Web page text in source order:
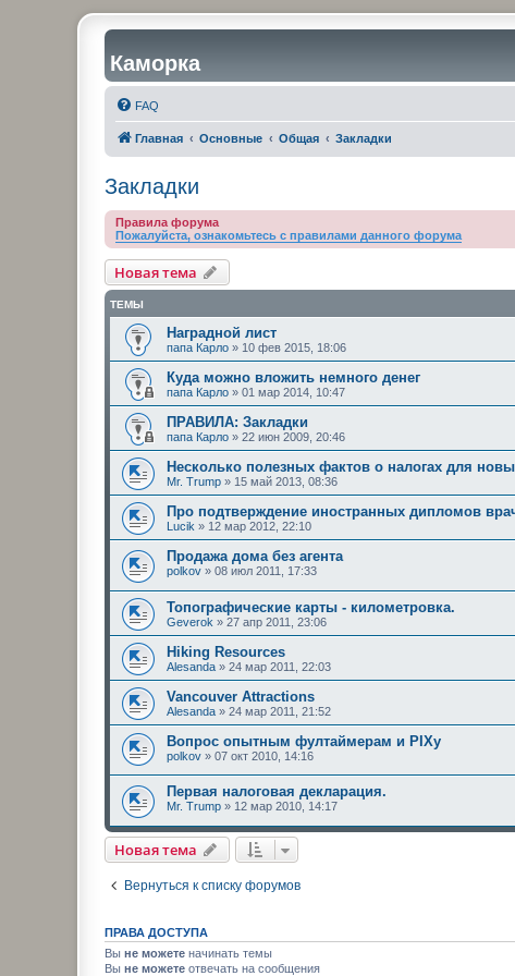
Каморка
FAQ
Главная Основные Общая Закладки
Закладки
Правила форума
Пожалуйста, ознакомьтесь с правилами данного форума
Новая тема
ТЕМЫ
Наградной лист
папа Карло » 10 фев 2015, 18:06
Куда можно вложить немного денег
папа Карло » 01 мар 2014, 10:47
ПРАВИЛА: Закладки
папа Карло » 22 июн 2009, 20:46
Несколько полезных фактов о налогах для
Mr. Trump » 15 май 2013, 08:36
Про подтверждение иностранных дипломов
Lucik » 12 мар 2012, 22:10
Продажа дома без агента
polkov » 08 июл 2011, 17:33
Топографические карты - километровка.
Geverok » 27 апр 2011, 23:06
Hiking Resources
Alesanda » 24 мар 2011, 22:03
Vancouver Attractions
Alesanda » 24 мар 2011, 21:52
Вопрос опытным фултаймерам и PIXу
polkov » 07 окт 2010, 14:16
Первая налоговая деклaрация.
Mr. Trump » 12 мар 2010, 14:17
Новая тема
Вернуться к списку форумов
ПРАВА ДОСТУПА
Вы не можете начинать темы
Вы не можете отвечать на сообщения